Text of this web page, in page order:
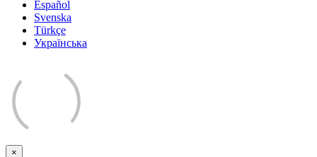
Español
Svenska
Türkçe
Українська
×